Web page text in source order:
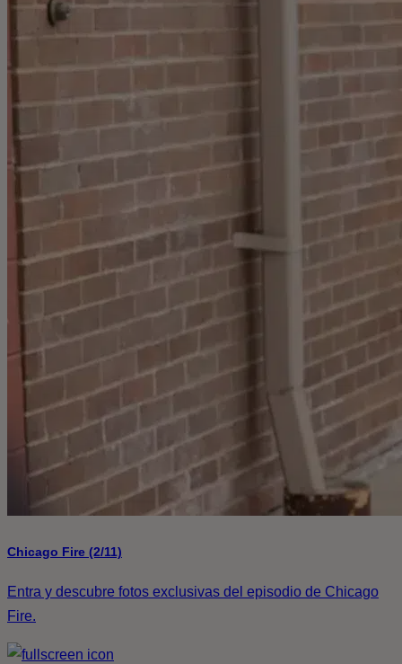
Chicago Fire (2/11)
Entra y descubre fotos exclusivas del episodio de Chicago
Fire.